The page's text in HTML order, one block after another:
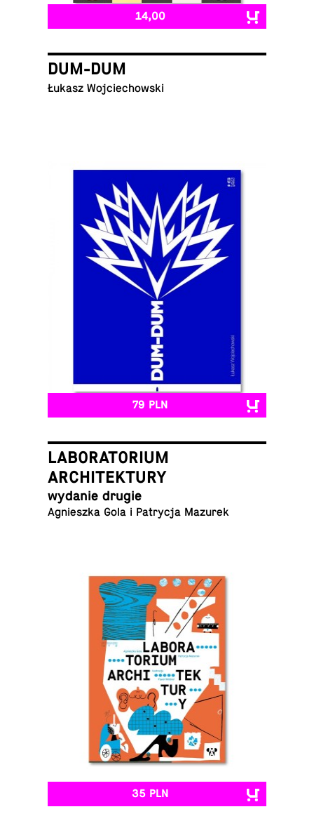
14,00
DUM-DUM
Łukasz Wojciechowski
79 PLN
LABORATORIUM
ARCHITEKTURY
wydanie drugie
Ag­nieszka Gola i Pa­trycja Mazurek
35 PLN